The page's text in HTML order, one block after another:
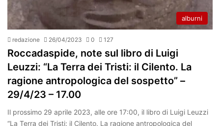
alburni
redazione 26/04/2023 0 127
Roccadaspide, note sul libro di Luigi
Leuzzi: “La Terra dei Tristi: il Cilento. La
ragione antropologica del sospetto” –
29/4/23 – 17.00
Il prossimo 29 aprile 2023, alle ore 17:00, il libro di Luigi Leuzzi
“La Terra dei Tristi: il Cilento. La ragione antropologica del